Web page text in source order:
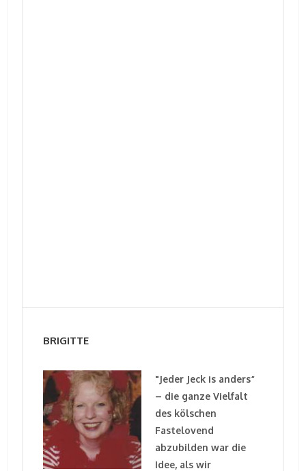
BRIGITTE
"Jeder Jeck is anders“
– die ganze Vielfalt
des kölschen
Fastelovend
abzubilden war die
Idee, als wir